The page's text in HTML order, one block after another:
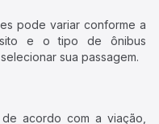
pode variar conforme a
e o tipo de ônibus
sua passagem.
acordo com a viação,